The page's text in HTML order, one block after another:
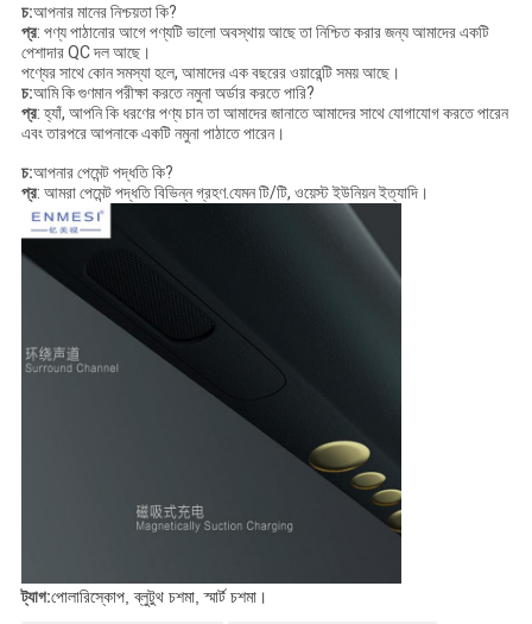
চ:আপনার মানের নিশ্চয়তা কি?
প্র: পণ্য পাঠানোর আগে পণ্যটি ভালো অবস্থায় আছে তা নিশ্চিত করার জন্য আমাদের একটি
পেশাদার QC দল আছে।
পণ্যের সাথে কোন সমস্যা হলে, আমাদের এক বছরের ওয়ারেন্টি সময় আছে।
চ:আমি কি গুণমান পরীক্ষা করতে নমুনা অর্ডার করতে পারি?
প্র: হ্যাঁ, আপনি কি ধরণের পণ্য চান তা আমাদের জানাতে আমাদের সাথে যোগাযোগ করতে পারেন
এবং তারপরে আপনাকে একটি নমুনা পাঠাতে পারেন।
চ:আপনার পেমেন্ট পদ্ধতি কি?
প্র: আমরা পেমেন্ট পদ্ধতি বিভিন্ন গ্রহণ.যেমন টি/টি, ওয়েস্ট ইউনিয়ন ইত্যাদি।
ট্যাগ:পোলারিস্কোপ, ব্লুটুথ চশমা, স্মার্ট চশমা।